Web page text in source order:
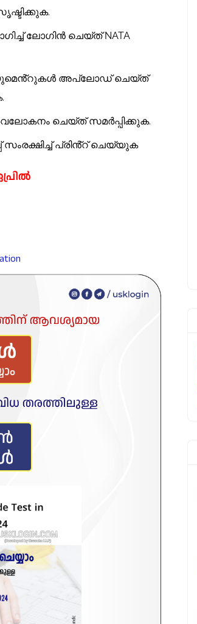
ലോഗിൻ ചെയ്‌ത് NATA
അപ്‌ലോഡ് ചെയ്ത്
ചെയ്ത് സമർപ്പിക്കുക.
സംരക്ഷിച്ച് പ്രിൻ്റ് ചെയ്യുക